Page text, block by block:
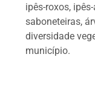
ipês-roxos,
saboneteiras,
diversidade
município.